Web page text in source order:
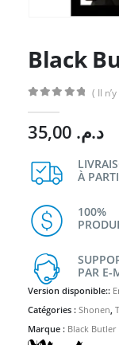
Black
( Il
د.م.
À
100%
PAR E-
Version disponible::
Catégories : Shonen,
Marque : Black Butler